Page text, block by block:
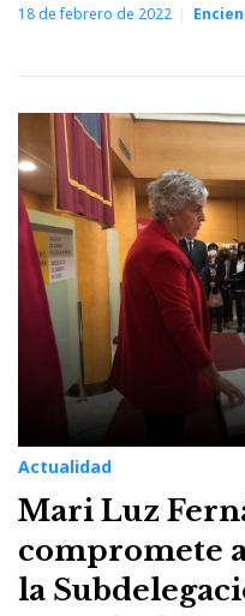
18 de febrero de 2022
Actualidad
Mari Luz
compromete
la